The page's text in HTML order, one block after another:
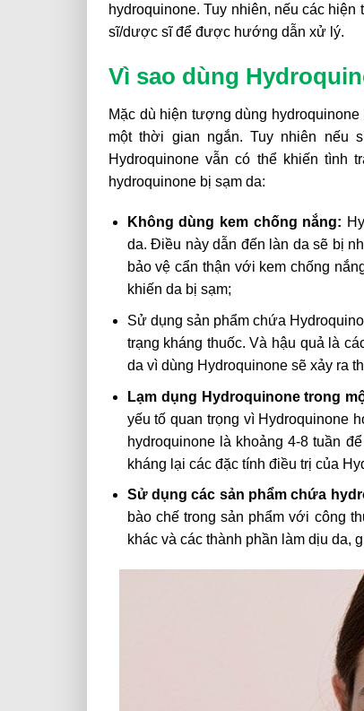
hydroquinone. Tuy nhiên, nếu các
sĩ/dược sĩ để được hướng dẫn xử lý.
Vì sao dùng
Mặc dù hiện tượng dùng
một thời gian ngắn. Tuy nhiên nếu
Hydroquinone vẫn có thể khiến tình
hydroquinone bị sạm da:
Không dùng kem chống nắng:
da. Điều này dẫn đến làn da sẽ bị
bảo vệ cẩn thận với kem chống
khiến da bị sạm;
Sử dụng sản phẩm chứa
trạng kháng thuốc. Và hậu quả là
da vì dùng Hydroquinone sẽ xảy ra
Lạm dụng Hydroquinone trong
yếu tố quan trọng vì Hydroquinone
hydroquinone là khoảng 4-8 tuần
kháng lại các đặc tính điều trị của
Sử dụng các sản phẩm chứa
bào chế trong sản phẩm với công
khác và các thành phần làm dịu da,